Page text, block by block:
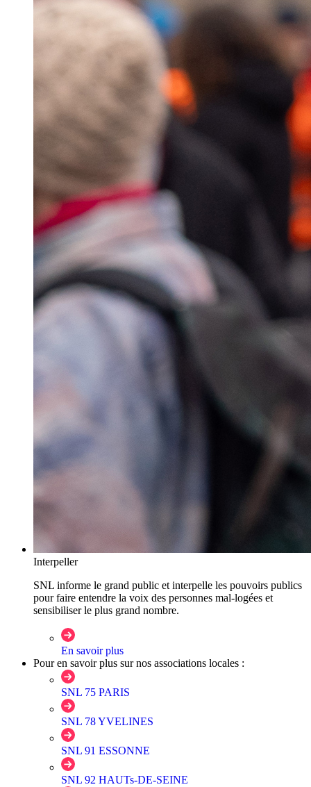
Interpeller
SNL informe le grand public et interpelle les pouvoirs publics
pour faire entendre la voix des personnes mal-logées et
sensibiliser le plus grand nombre.
En savoir plus
Pour en savoir plus sur nos associations locales :
SNL 75 PARIS
SNL 78 YVELINES
SNL 91 ESSONNE
SNL 92 HAUTs-DE-SEINE